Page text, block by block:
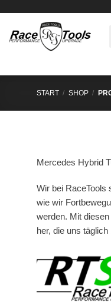
springen
START / SHOP /
Mercedes Hybrid
Wir bei RaceTools
wie wir
werden. Mit
her, die uns